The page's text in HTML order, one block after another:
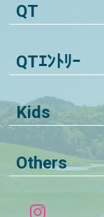
QT
QTｴﾝﾄﾘｰ
Kids
Others